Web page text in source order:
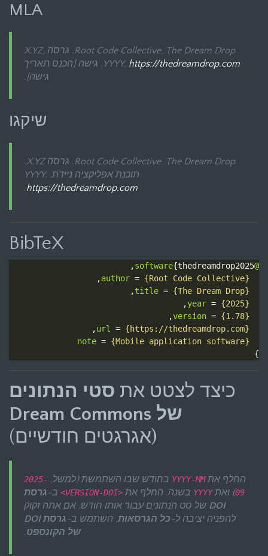
MLA
Root Code Collective. The Dream Drop
. גרסה X.YZ,
YYYY, https://thedreamdrop.com
. גישה [הכנס תאריך
גישה].
שיקגו
Root Code Collective. The Dream Drop
. גרסה X.YZ.
תוכנת אפליקציה ניידת. YYYY.
https://thedreamdrop.com
.
BibTeX
@software
{thedreamdrop2025,
author = {Root Code Collective}
,
title = {The Dream Drop}
,
year = {2025}
,
version = {1.78}
,
url
= {https://thedreamdrop.com}
,
note = {Mobile application software}
}
כיצד לצטט את סטי הנתונים
של Dream Commons
(אגרגטים חודשיים)
החלף אתYYYY-MM בחודש שבו השתמשת (למשל, 2025-
09) ואתYYYY בשנה. החלף את <VERSION-DOI> ב-גרסת
DOI של סט הנתונים עבור אותו חודש. אם אתה זקוק
להפניה יציבה ל-כל הגרסאות, השתמש ב-
גרסת DOI
של הקונספט.